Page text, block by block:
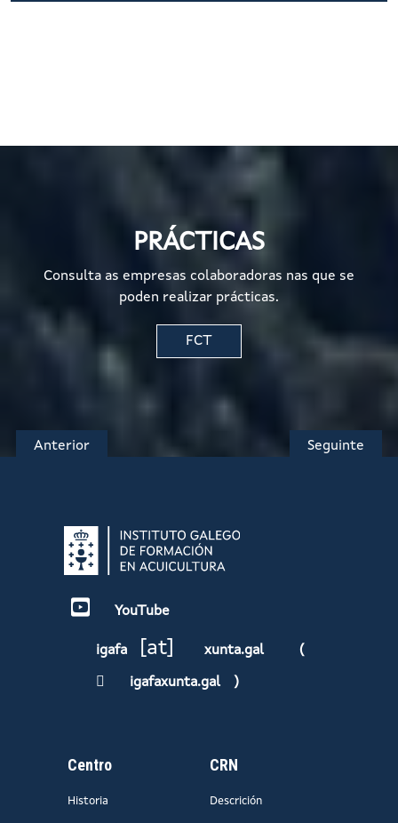
PRÁCTICAS
Consulta as empresas colaboradoras nas que se
poden realizar prácticas.
FCT
Anterior Seguinte
YouTube
igafa [at] xunta.gal (
igafaxunta.gal )
Centro
Historia
CRN
Descrición